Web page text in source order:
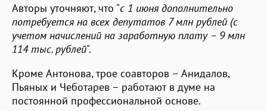
Авторы уточняют, что "с 1 июня дополнительно
потребуется на всех депутатов 7 млн рублей (с
учетом начислений на заработную плату – 9 млн
114 тыс. рублей".
Кроме Антонова, трое соавторов – Анидалов,
Пьяных и Чеботарев – работают в думе на
постоянной профессиональной основе.